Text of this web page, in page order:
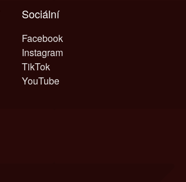
Sociální
Facebook
Instagram
TikTok
YouTube